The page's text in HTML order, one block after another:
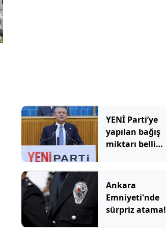
YENİ Parti’ye
yapılan bağış
miktarı belli
Ankara
Emniyeti'nde
sürpriz atama!